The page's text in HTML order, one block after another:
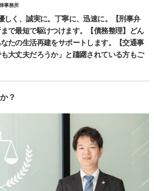
事務所
しく、誠実に。丁寧に、迅速に。【刑事弁
で最短で駆けつけます。【債務整理】どん
たの生活再建をサポートします。【交通事
大丈夫だろうか」と躊躇されている方もご
？